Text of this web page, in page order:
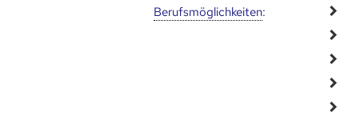
Berufs­möglich­keiten: